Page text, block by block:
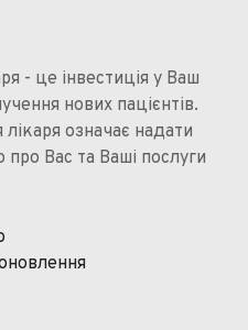
- це інвестиція у Ваш
нових пацієнтів.
означає надати
Вас та Ваші послуги